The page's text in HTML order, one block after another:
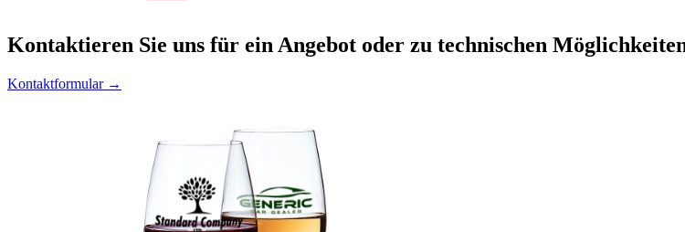
Kontaktieren Sie uns für ein Angebot oder zu technischen
Kontaktformular →